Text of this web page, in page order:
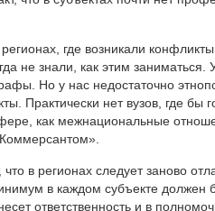
где возникали
не знали, как этим заниматься.
Но у нас недостаточно
Практически нет вузов, где бы
как межнациональные
что в регионах следует заново
в каждом субъекте должен
ответственность и в